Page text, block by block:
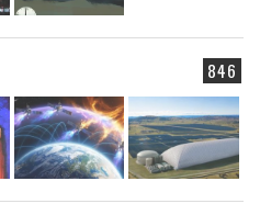
846